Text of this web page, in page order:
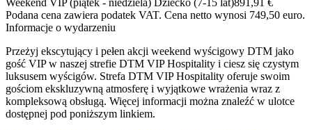
Podana cena zawiera podatek VAT. Cena netto wynosi 749,50 euro.
Informacje o wydarzeniu
Przeżyj ekscytujący i pełen akcji weekend wyścigowy DTM jako
gość VIP w naszej strefie DTM VIP Hospitality i ciesz się czystym
luksusem wyścigów. Strefa DTM VIP Hospitality oferuje swoim
gościom ekskluzywną atmosferę i wyjątkowe wrażenia wraz z
kompleksową obsługą. Więcej informacji można znaleźć w ulotce
dostępnej pod poniższym linkiem.